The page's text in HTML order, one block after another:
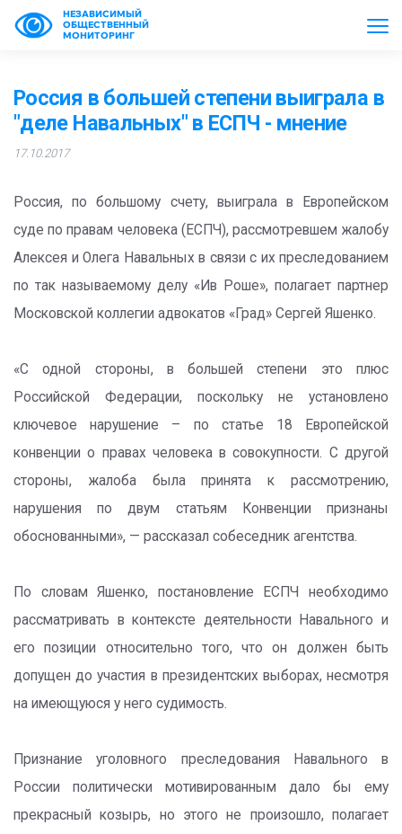
НЕЗАВИСИМЫЙ
ОБЩЕСТВЕННЫЙ
МОНИТОРИНГ
Россия в большей степени выиграла в
"деле Навальных" в ЕСПЧ - мнение
17.10.2017
Россия, по большому счету, выиграла в Европейском
суде по правам человека (ЕСПЧ), рассмотревшем жалобу
Алексея и Олега Навальных в связи с их преследованием
по так называемому делу «Ив Роше», полагает партнер
Московской коллегии адвокатов «Град» Сергей Яшенко.
«С одной стороны, в большей степени это плюс
Российской Федерации, поскольку не установлено
ключевое нарушение – по статье 18 Европейской
конвенции о правах человека в совокупности. С другой
стороны, жалоба была принята к рассмотрению,
нарушения по двум статьям Конвенции признаны
обоснованными», — рассказал собеседник агентства.
По словам Яшенко, постановление ЕСПЧ необходимо
рассматривать в контексте деятельности Навального и
его позиции относительно того, что он должен быть
допущен до участия в президентских выборах, несмотря
на имеющуюся у него судимость.
Признание уголовного преследования Навального в
России политически мотивированным дало бы ему
прекрасный козырь, но этого не произошло, полагает